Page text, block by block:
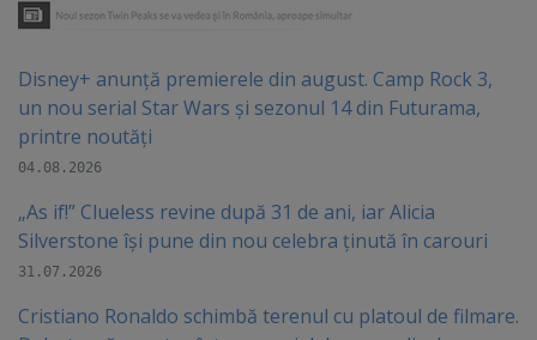
Disney+ anunță premierele din august. Camp Rock 3,
un nou serial Star Wars și sezonul 14 din Futurama,
printre noutăți
04.08.2026
„As if!” Clueless revine după 31 de ani, iar Alicia
Silverstone își pune din nou celebra ținută în carouri
31.07.2026
Cristiano Ronaldo schimbă terenul cu platoul de filmare.